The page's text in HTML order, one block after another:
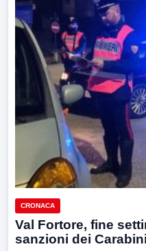
CRONACA
Val Fortore, fine
sanzioni dei